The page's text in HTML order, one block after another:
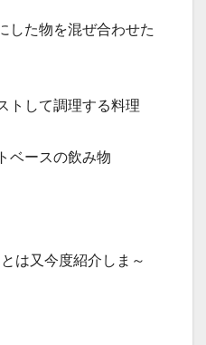
した物を混ぜ合わせた
トして調理する料理
ベースの飲み物
は又今度紹介しま～